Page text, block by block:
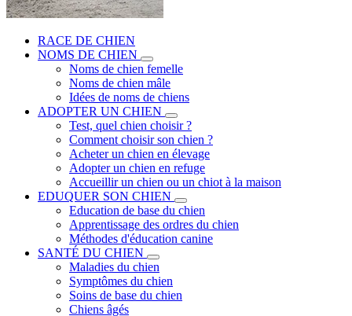
RACE DE CHIEN
NOMS DE CHIEN
Noms de chien femelle
Noms de chien mâle
Idées de noms de chiens
ADOPTER UN CHIEN
Test, quel chien choisir ?
Comment choisir son chien ?
Acheter un chien en élevage
Adopter un chien en refuge
Accueillir un chien ou un chiot à la maison
EDUQUER SON CHIEN
Education de base du chien
Apprentissage des ordres du chien
Méthodes d'éducation canine
SANTÉ DU CHIEN
Maladies du chien
Symptômes du chien
Soins de base du chien
Chiens âgés